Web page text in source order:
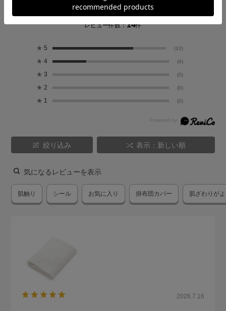
レビュー件数：14件
★ 5 (10)
★ 4 (4)
★ 3 (0)
★ 2 (0)
★ 1 (0)
絞り込み 表示：新しい順
気になるレビューを表示
肌触り シール お気に入り 掛布団カバー 肌ざわりが
2026.7.16